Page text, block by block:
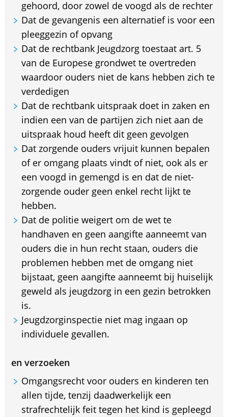
gehoord, door zowel de voogd als de rechter
Dat de gevangenis een alternatief is voor een
pleeggezin of opvang
Dat de rechtbank Jeugdzorg toestaat art. 5
van de Europese grondwet te overtreden
waardoor ouders niet de kans hebben zich te
verdedigen
Dat de rechtbank uitspraak doet in zaken en
indien een van de partijen zich niet aan de
uitspraak houd heeft dit geen gevolgen
Dat zorgende ouders vrijuit kunnen bepalen
of er omgang plaats vindt of niet, ook als er
een voogd in gemengd is en dat de niet-
zorgende ouder geen enkel recht lijkt te
hebben.
Dat de politie weigert om de wet te
handhaven en geen aangifte aanneemt van
ouders die in hun recht staan, ouders die
problemen hebben met de omgang niet
bijstaat, geen aangifte aanneemt bij huiselijk
geweld als jeugdzorg in een gezin betrokken
is.
Jeugdzorginspectie niet mag ingaan op
individuele gevallen.
en verzoeken
Omgangsrecht voor ouders en kinderen ten
allen tijde, tenzij daadwerkelijk een
strafrechtelijk feit tegen het kind is gepleegd